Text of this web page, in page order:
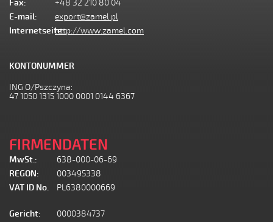
Fax:
+48 32 210 80 04
E-mail:
export@zamel.pl
Internetseite:http://www.zamel.com
KONTONUMMER
ING O/Pszczyna:
47 1050 1315 1000 0001 0144 6367
FIRMENDATEN
MwSt.:
638-000-06-69
REGON:
003495338
VAT ID No.
PL6380000669
Gericht:
0000384737